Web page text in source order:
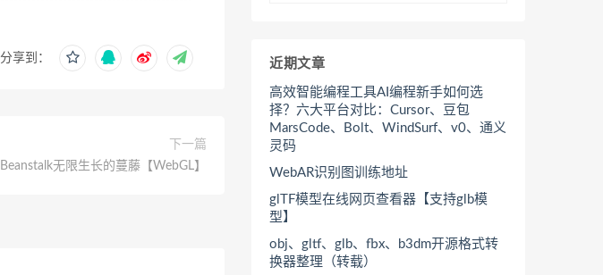
分享到：
下一篇
Beanstalk无限生长的蔓藤【WebGL】
近期文章
高效智能编程工具AI编程新手如何选
择？六大平台对比：Cursor、豆包
MarsCode、Bolt、WindSurf、v0、通义
灵码
WebAR识别图训练地址
glTF模型在线网页查看器【支持glb模
型】
obj、gltf、glb、fbx、b3dm开源格式转
换器整理（转载）